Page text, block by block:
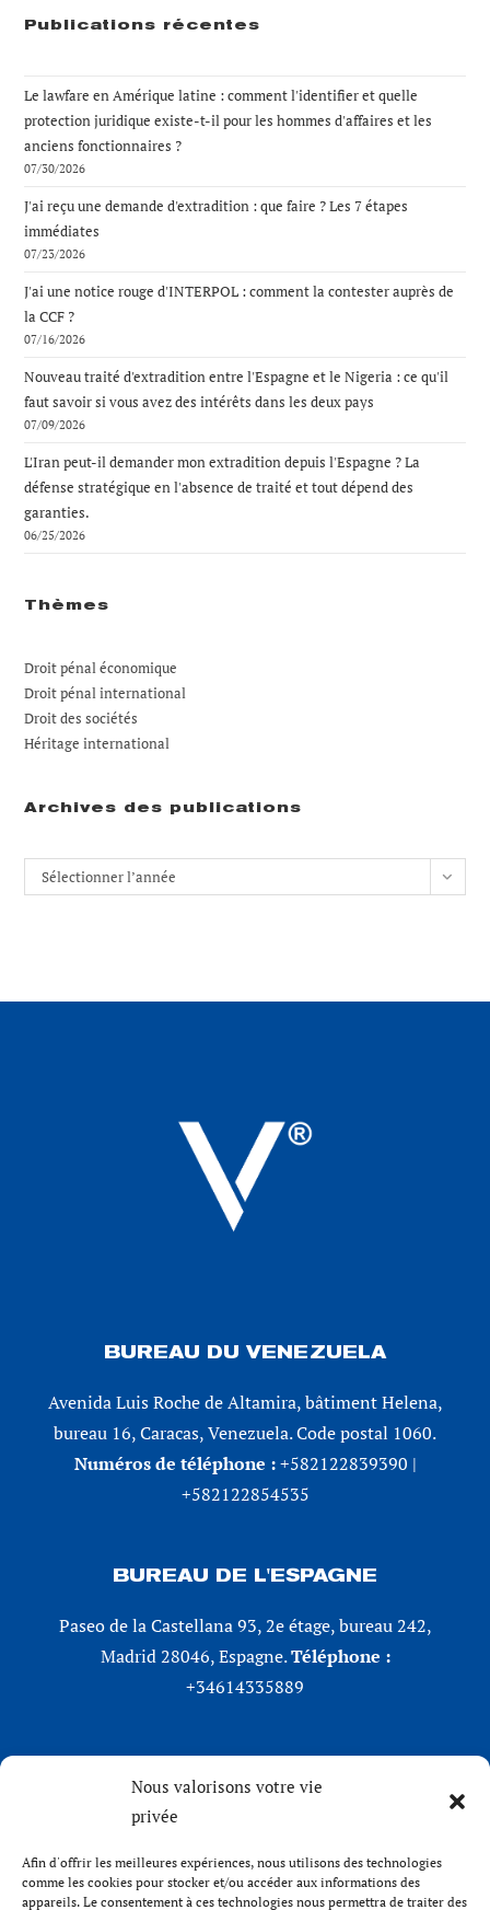
Nous valorisons votre vie
privée
Afin d'offrir les meilleures expériences, nous utilisons des technologies
comme les cookies pour stocker et/ou accéder aux informations des
appareils. Le consentement à ces technologies nous permettra de traiter des
Publications récentes
Le lawfare en Amérique latine : comment l'identifier et quelle
protection juridique existe-t-il pour les hommes d'affaires et les
anciens fonctionnaires ?
07/30/2026
J'ai reçu une demande d'extradition : que faire ? Les 7 étapes
immédiates
07/23/2026
J'ai une notice rouge d'INTERPOL : comment la contester auprès de
la CCF ?
07/16/2026
Nouveau traité d'extradition entre l'Espagne et le Nigeria : ce qu'il
faut savoir si vous avez des intérêts dans les deux pays
07/09/2026
L'Iran peut-il demander mon extradition depuis l'Espagne ? La
défense stratégique en l'absence de traité et tout dépend des
garanties.
06/25/2026
Thèmes
Droit pénal économique
Droit pénal international
Droit des sociétés
Héritage international
Archives des publications
Archives
Sélectionner l’année
BUREAU DU VENEZUELA
Avenida Luis Roche de Altamira, bâtiment Helena,
bureau 16, Caracas, Venezuela. Code postal 1060.
Numéros de téléphone :+582122839390 |
+582122854535
BUREAU DE L'ESPAGNE
Paseo de la Castellana 93, 2e étage, bureau 242,
Madrid 28046, Espagne.Téléphone :
+34614335889
Instagram